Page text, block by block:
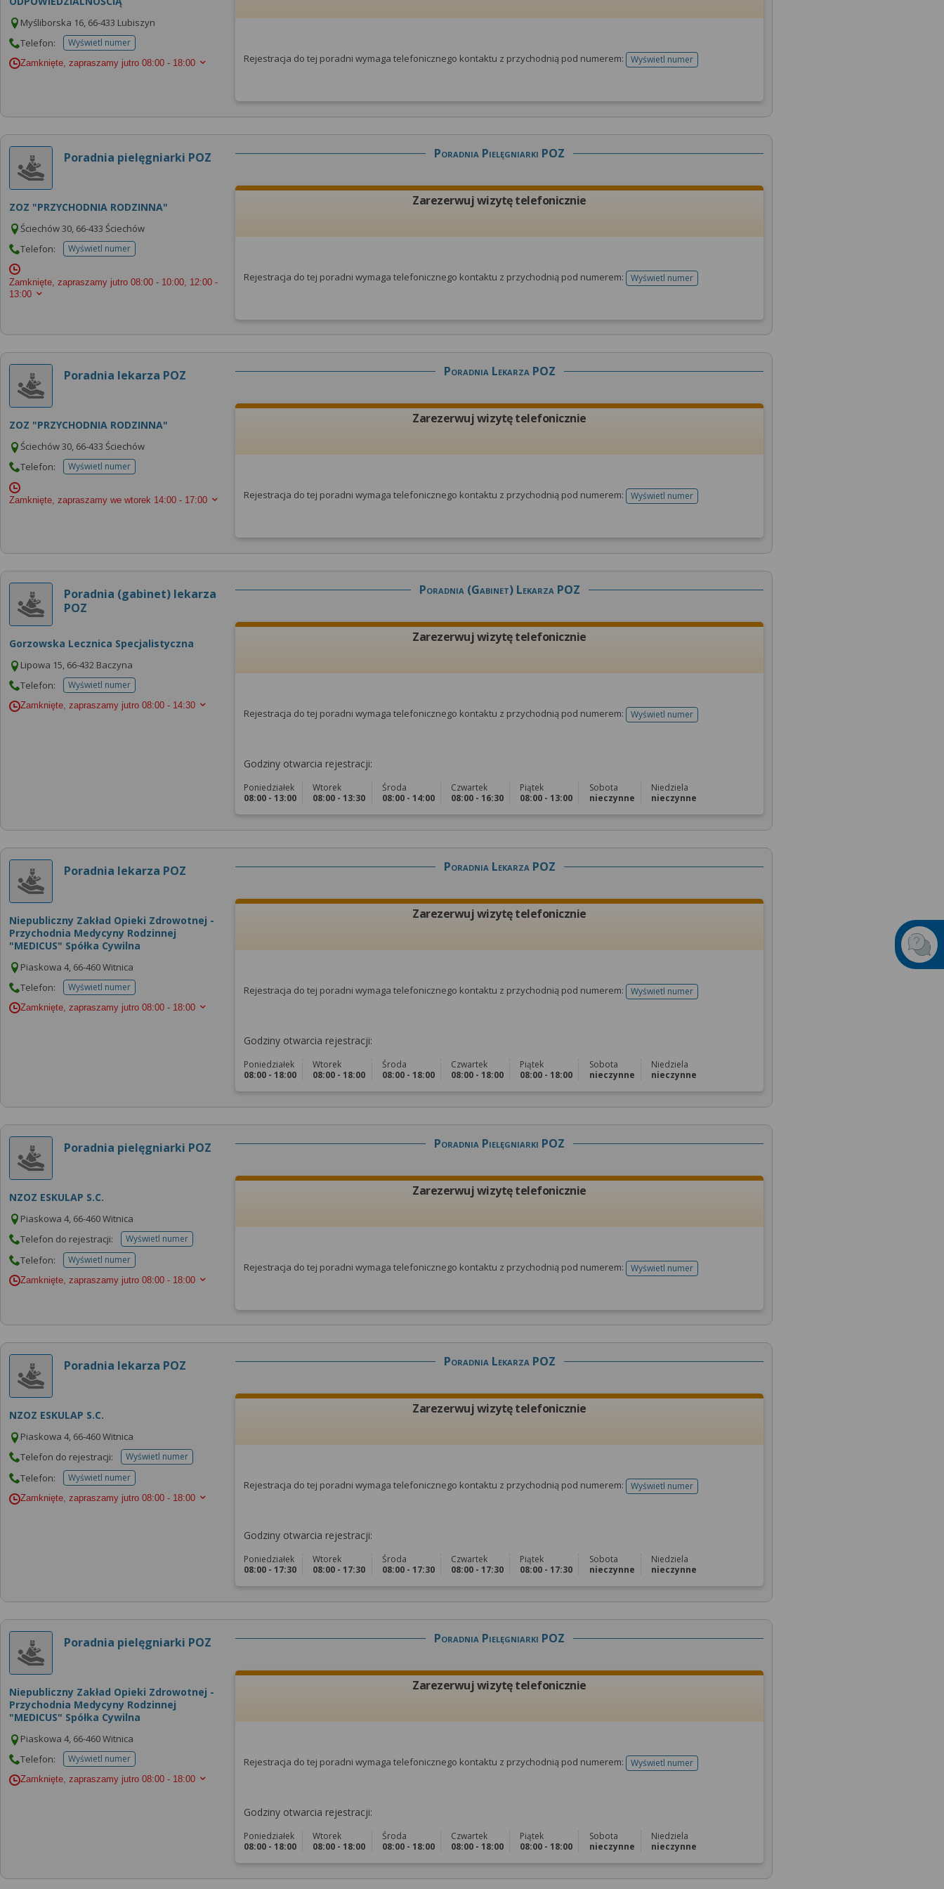
Myśliborska 16, 66-433 Lubiszyn
Telefon:
Wyświetl numertelefonu do placowki
Zamknięte, zapraszamy jutro 08:00 - 18:00 Rejestracja do tej poradni wymaga telefonicznego kontaktu z przychodnią pod numerem: Wyświetl numertelefonu do rejestracji
Poradnia pielęgniarki POZ
ZOZ "PRZYCHODNIA RODZINNA"
Ściechów 30, 66-433 Ściechów
Telefon:
Wyświetl numertelefonu do placowki
Zamknięte, zapraszamy jutro 08:00 - 10:00, 12:00 -
13:00
Poradnia Pielęgniarki POZ
Zarezerwuj wizytę telefonicznie
Rejestracja do tej poradni wymaga telefonicznego kontaktu z przychodnią pod numerem: Wyświetl numertelefonu do rejestracji
Poradnia lekarza POZ
ZOZ "PRZYCHODNIA RODZINNA"
Ściechów 30, 66-433 Ściechów
Telefon:
Wyświetl numertelefonu do placowki
Zamknięte, zapraszamy we wtorek 14:00 - 17:00
Poradnia Lekarza POZ
Zarezerwuj wizytę telefonicznie
Rejestracja do tej poradni wymaga telefonicznego kontaktu z przychodnią pod numerem: Wyświetl numertelefonu do rejestracji
Poradnia (gabinet) lekarza
POZ
Gorzowska Lecznica Specjalistyczna
Lipowa 15, 66-432 Baczyna
Telefon:
Wyświetl numertelefonu do placowki
Zamknięte, zapraszamy jutro 08:00 - 14:30
Poradnia (gabinet) Lekarza POZ
Zarezerwuj wizytę telefonicznie
Rejestracja do tej poradni wymaga telefonicznego kontaktu z przychodnią pod numerem: Wyświetl numertelefonu do rejestracji
Godziny otwarcia rejestracji:
Poniedziałek
08:00 - 13:00
Wtorek
08:00 - 13:30
Środa
08:00 - 14:00
Czwartek
08:00 - 16:30
Piątek
08:00 - 13:00
Sobota
nieczynne
Niedziela
nieczynne
Poradnia lekarza POZ
Niepubliczny Zakład Opieki Zdrowotnej -
Przychodnia Medycyny Rodzinnej
"MEDICUS" Spółka Cywilna
Piaskowa 4, 66-460 Witnica
Telefon:
Wyświetl numertelefonu do placowki
Zamknięte, zapraszamy jutro 08:00 - 18:00
Poradnia Lekarza POZ
Zarezerwuj wizytę telefonicznie
Rejestracja do tej poradni wymaga telefonicznego kontaktu z przychodnią pod numerem: Wyświetl numertelefonu do rejestracji
Godziny otwarcia rejestracji:
Poniedziałek
08:00 - 18:00
Wtorek
08:00 - 18:00
Środa
08:00 - 18:00
Czwartek
08:00 - 18:00
Piątek
08:00 - 18:00
Sobota
nieczynne
Niedziela
nieczynne
Poradnia pielęgniarki POZ
NZOZ ESKULAP S.C.
Piaskowa 4, 66-460 Witnica
Telefon do rejestracji:
Wyświetl numertelefonu do rejestracji
Telefon: Wyświetl numertelefonu do placowki
Zamknięte, zapraszamy jutro 08:00 - 18:00
Poradnia Pielęgniarki POZ
Zarezerwuj wizytę telefonicznie
Rejestracja do tej poradni wymaga telefonicznego kontaktu z przychodnią pod numerem: Wyświetl numertelefonu do rejestracji
Poradnia lekarza POZ
NZOZ ESKULAP S.C.
Piaskowa 4, 66-460 Witnica
Telefon do rejestracji:
Wyświetl numertelefonu do rejestracji
Telefon: Wyświetl numertelefonu do placowki
Zamknięte, zapraszamy jutro 08:00 - 18:00
Poradnia Lekarza POZ
Zarezerwuj wizytę telefonicznie
Rejestracja do tej poradni wymaga telefonicznego kontaktu z przychodnią pod numerem: Wyświetl numertelefonu do rejestracji
Godziny otwarcia rejestracji:
Poniedziałek
08:00 - 17:30
Wtorek
08:00 - 17:30
Środa
08:00 - 17:30
Czwartek
08:00 - 17:30
Piątek
08:00 - 17:30
Sobota
nieczynne
Niedziela
nieczynne
Poradnia pielęgniarki POZ
Niepubliczny Zakład Opieki Zdrowotnej -
Przychodnia Medycyny Rodzinnej
"MEDICUS" Spółka Cywilna
Piaskowa 4, 66-460 Witnica
Telefon:
Wyświetl numertelefonu do placowki
Zamknięte, zapraszamy jutro 08:00 - 18:00
Poradnia Pielęgniarki POZ
Zarezerwuj wizytę telefonicznie
Rejestracja do tej poradni wymaga telefonicznego kontaktu z przychodnią pod numerem: Wyświetl numertelefonu do rejestracji
Godziny otwarcia rejestracji:
Poniedziałek
08:00 - 18:00
Wtorek
08:00 - 18:00
Środa
08:00 - 18:00
Czwartek
08:00 - 18:00
Piątek
08:00 - 18:00
Sobota
nieczynne
Niedziela
nieczynne